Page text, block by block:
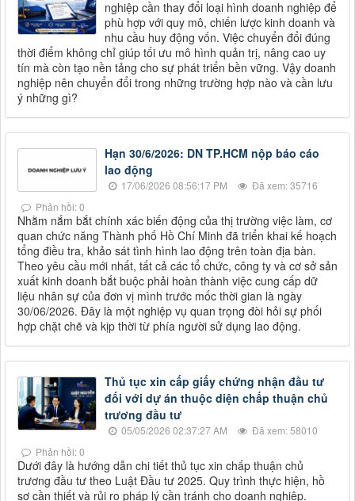
nghiệp cần thay đổi loại hình doanh nghiệp để
phù hợp với quy mô, chiến lược kinh doanh và
nhu cầu huy động vốn. Việc chuyển đổi đúng
thời điểm không chỉ giúp tối ưu mô hình quản trị, nâng cao uy
tín mà còn tạo nền tảng cho sự phát triển bền vững. Vậy doanh
nghiệp nên chuyển đổi trong những trường hợp nào và cần lưu
ý những gì?
Hạn 30/6/2026: DN TP.HCM nộp báo cáo
lao động
17/06/2026 08:56:17 PM
Đã xem: 35716
Phản hồi: 0
Nhằm nắm bắt chính xác biến động của thị trường việc làm, cơ
quan chức năng Thành phố Hồ Chí Minh đã triển khai kế hoạch
tổng điều tra, khảo sát tình hình lao động trên toàn địa bàn.
Theo yêu cầu mới nhất, tất cả các tổ chức, công ty và cơ sở sản
xuất kinh doanh bắt buộc phải hoàn thành việc cung cấp dữ
liệu nhân sự của đơn vị mình trước mốc thời gian là ngày
30/06/2026. Đây là một nghiệp vụ quan trọng đòi hỏi sự phối
hợp chặt chẽ và kịp thời từ phía người sử dụng lao động.
Thủ tục xin cấp giấy chứng nhận đầu tư
đối với dự án thuộc diện chấp thuận chủ
trương đầu tư
05/05/2026 02:37:27 AM
Đã xem: 58010
Phản hồi: 0
Dưới đây là hướng dẫn chi tiết thủ tục xin chấp thuận chủ
trương đầu tư theo Luật Đầu tư 2025. Quy trình thực hiện, hồ
sơ cần thiết và rủi ro pháp lý cần tránh cho doanh nghiệp.